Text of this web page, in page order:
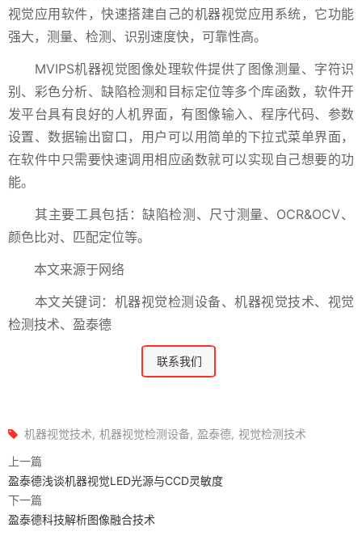
视觉应用软件，快速搭建自己的机器视觉应用系统，它功能
强大，测量、检测、识别速度快，可靠性高。
MVIPS机器视觉图像处理软件提供了图像测量、字符识
别、彩色分析、缺陷检测和目标定位等多个库函数，软件开
发平台具有良好的人机界面，有图像输入、程序代码、参数
设置、数据输出窗口，用户可以用简单的下拉式菜单界面，
在软件中只需要快速调用相应函数就可以实现自己想要的功
能。
其主要工具包括：缺陷检测、尺寸测量、OCR&OCV、
颜色比对、匹配定位等。
本文来源于网络
本文关键词：机器视觉检测设备、机器视觉技术、视觉
检测技术、盈泰德
联系我们
机器视觉技术 机器视觉检测设备 盈泰德 视觉检测技术
上一篇
盈泰德浅谈机器视觉LED光源与CCD灵敏度
下一篇
盈泰德科技解析图像融合技术